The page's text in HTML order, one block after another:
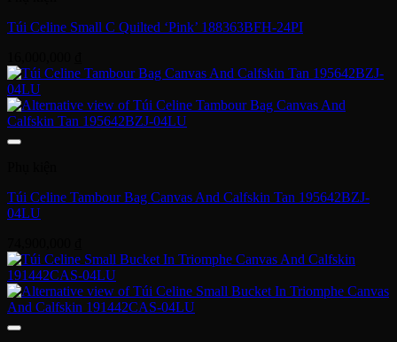
Túi Celine Small C Quilted ‘Pink’ 188363BFH-24PI
Túi Celine Tambour Bag Canvas And Calfskin Tan 195642BZJ-
04LU